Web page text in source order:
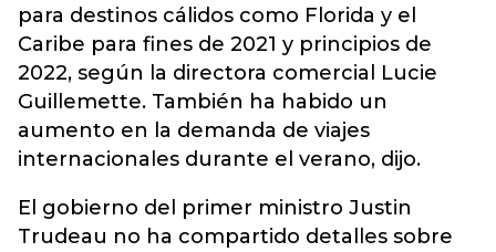
para destinos cálidos como Florida y el
Caribe para fines de 2021 y principios de
2022, según la directora comercial Lucie
Guillemette. También ha habido un
aumento en la demanda de viajes
internacionales durante el verano, dijo.
El gobierno del primer ministro Justin
Trudeau no ha compartido detalles sobre